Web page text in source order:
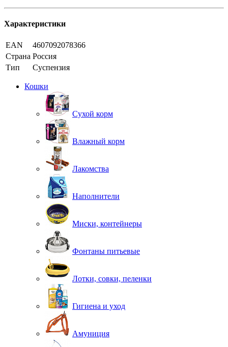
Характеристики
EAN
4607092078366
Страна Россия
Тип
Суспензия
Кошки
Сухой корм
Влажный корм
Лакомства
Наполнители
Миски, контейнеры
Фонтаны питьевые
Лотки, совки, пеленки
Гигиена и уход
Амуниция